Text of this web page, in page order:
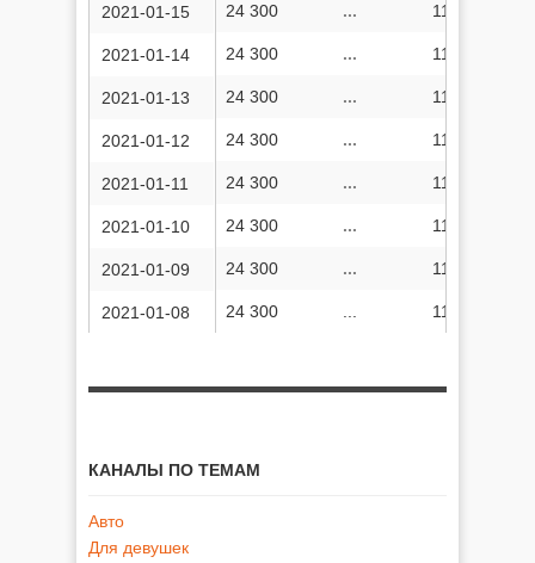
24 300 ... 11 383 216
24 300 ... 11 382 985
24 300 ... 11 382 730
24 300 ... 11 382 495
24 300 ... 11 382 285
24 300 ... 11 382 017
24 300 ... 11 381 723
24 300 ... 11 381 448
2021-01-15
2021-01-14
2021-01-13
2021-01-12
2021-01-11
2021-01-10
2021-01-09
2021-01-08
КАНАЛЫ ПО ТЕМАМ
Авто
Для девушек